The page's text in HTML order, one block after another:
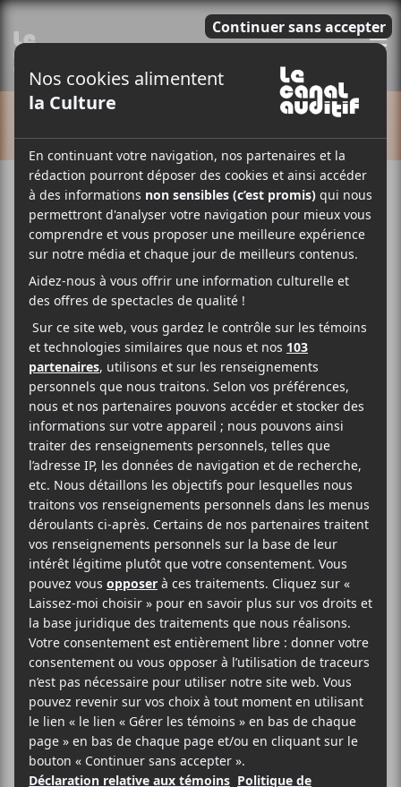
Cet évènement est passé.
Noël dans le Parc 2025 |
Waahli + Barry Paquin
Roberge + France
D’Amour
2025-12-05 19:00 –23:00
Waahli,Barry Paquin RobergeetFrance
D’Amourseront en concert le 5 décembre dans le
cadre de Noël dans le Parc 2025.
Gratuit
Esplanade Tranquille
1442, rue Clark
Montréal , Québec H2X 2R3
Canada
+ Google Map